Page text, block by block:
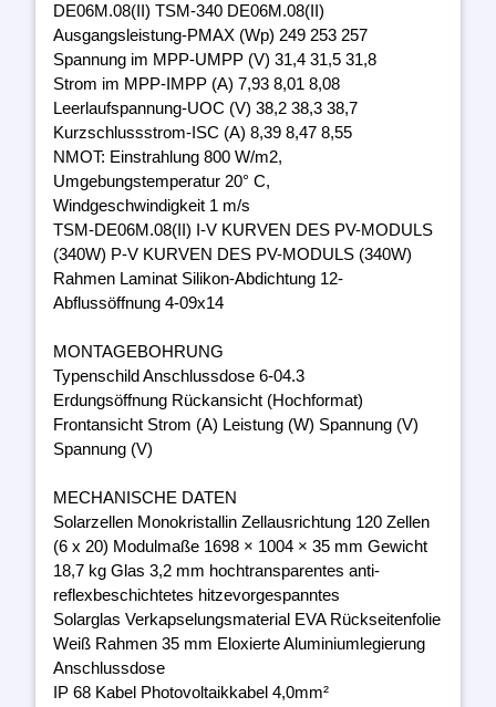
DE06M.08(II) TSM-340 DE06M.08(II)
Ausgangsleistung-PMAX (Wp) 249 253 257
Spannung im MPP-UMPP (V) 31,4 31,5 31,8
Strom im MPP-IMPP (A) 7,93 8,01 8,08
Leerlaufspannung-UOC (V) 38,2 38,3 38,7
Kurzschlussstrom-ISC (A) 8,39 8,47 8,55
NMOT: Einstrahlung 800 W/m2,
Umgebungstemperatur 20° C,
Windgeschwindigkeit 1 m/s
TSM-DE06M.08(II) I-V KURVEN DES PV-MODULS
(340W) P-V KURVEN DES PV-MODULS (340W)
Rahmen Laminat Silikon-Abdichtung 12-
Abflussöffnung 4-09x14
MONTAGEBOHRUNG
Typenschild Anschlussdose 6-04.3
Erdungsöffnung Rückansicht (Hochformat)
Frontansicht Strom (A) Leistung (W) Spannung (V)
Spannung (V)
MECHANISCHE DATEN
Solarzellen Monokristallin Zellausrichtung 120 Zellen
(6 x 20) Modulmaße 1698 × 1004 × 35 mm Gewicht
18,7 kg Glas 3,2 mm hochtransparentes anti-
reflexbeschichtetes hitzevorgespanntes
Solarglas Verkapselungsmaterial EVA Rückseitenfolie
Weiß Rahmen 35 mm Eloxierte Aluminiumlegierung
Anschlussdose
IP 68 Kabel Photovoltaikkabel 4,0mm²